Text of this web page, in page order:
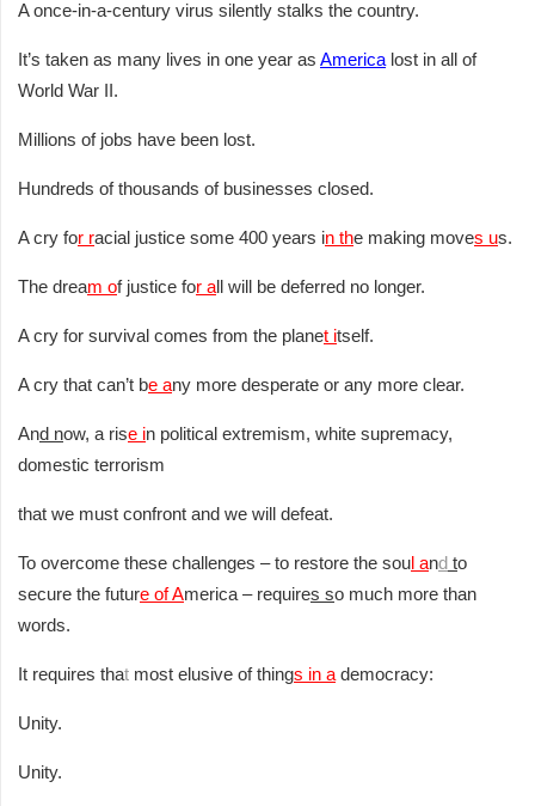
A once-in-a-century virus silently stalks the country.
It’s taken as many lives in one year as America lost in all of
World War II.
Millions of jobs have been lost.
Hundreds of thousands of businesses closed.
A cry for racial justice some 400 years in the making moves us.
The dream of justice for all will be deferred no longer.
A cry for survival comes from the planet itself.
A cry that can’t be any more desperate or any more clear.
And now, a rise in political extremism, white supremacy,
domestic terrorism
that we must confront and we will defeat.
To overcome these challenges – to restore the soul and to
secure the future of America – requires so much more than
words.
It requires that most elusive of things in a democracy:
Unity.
Unity.